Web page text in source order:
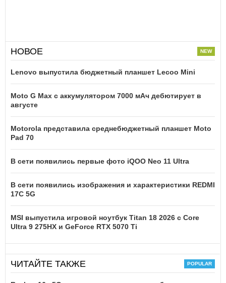
НОВОЕ
Lenovo выпустила бюджетный планшет Lecoo Mini
Moto G Max с аккумулятором 7000 мАч дебютирует в
августе
Motorola представила среднебюджетный планшет Moto
Pad 70
В сети появились первые фото iQOO Neo 11 Ultra
В сети появились изображения и характеристики REDMI
17C 5G
MSI выпустила игровой ноутбук Titan 18 2026 с Core
Ultra 9 275HX и GeForce RTX 5070 Ti
ЧИТАЙТЕ ТАКЖЕ